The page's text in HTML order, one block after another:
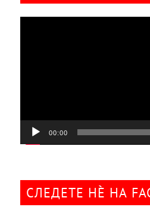
00:00
СЛЕДЕТЕ НÈ НА